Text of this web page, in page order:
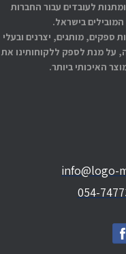
לעובדים עבור החברות
המובילים בישראל.
ספקים, מותגים, יצרנים ובעלי
על מנת לספק ללקוחותינו את
האיכותי ביותר.
info@logo-
054-